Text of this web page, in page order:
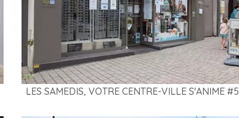
LES SAMEDIS, VOTRE CENTRE-VILLE S'ANIME #5